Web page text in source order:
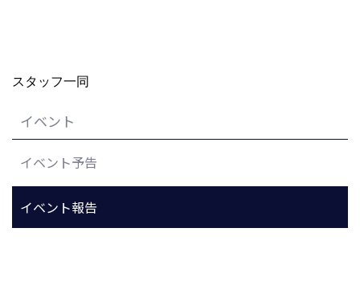
スタッフ一同
イベント
イベント予告
イベント報告